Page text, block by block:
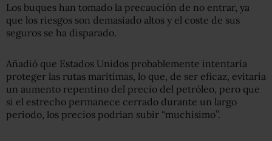
Los buques han tomado la precaución de no entrar, ya
que los riesgos son demasiado altos y el coste de sus
seguros se ha disparado.
Añadió que Estados Unidos probablemente intentaría
proteger las rutas marítimas, lo que, de ser eficaz, evitaría
un aumento repentino del precio del petróleo, pero que
si el estrecho permanece cerrado durante un largo
periodo, los precios podrían subir “muchísimo”.